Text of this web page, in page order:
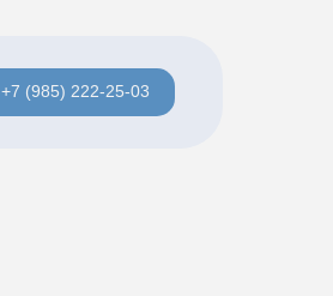
+7 (985) 222-25-03